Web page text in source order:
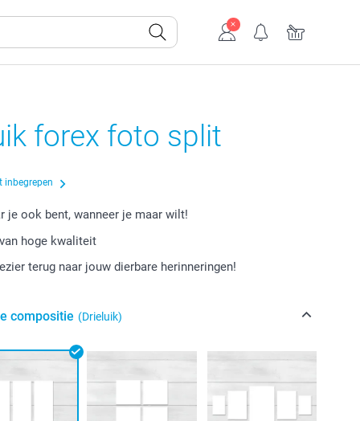
forex foto split
inbegrepen
je ook bent, wanneer je maar wilt!
hoge kwaliteit
terug naar jouw dierbare herinneringen!
compositie (Drieluik)